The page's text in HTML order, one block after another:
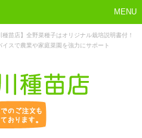
MENU
苗店】全野菜種子はオリジナル栽培説明書付！
スで農業や家庭菜園を強力にサポート